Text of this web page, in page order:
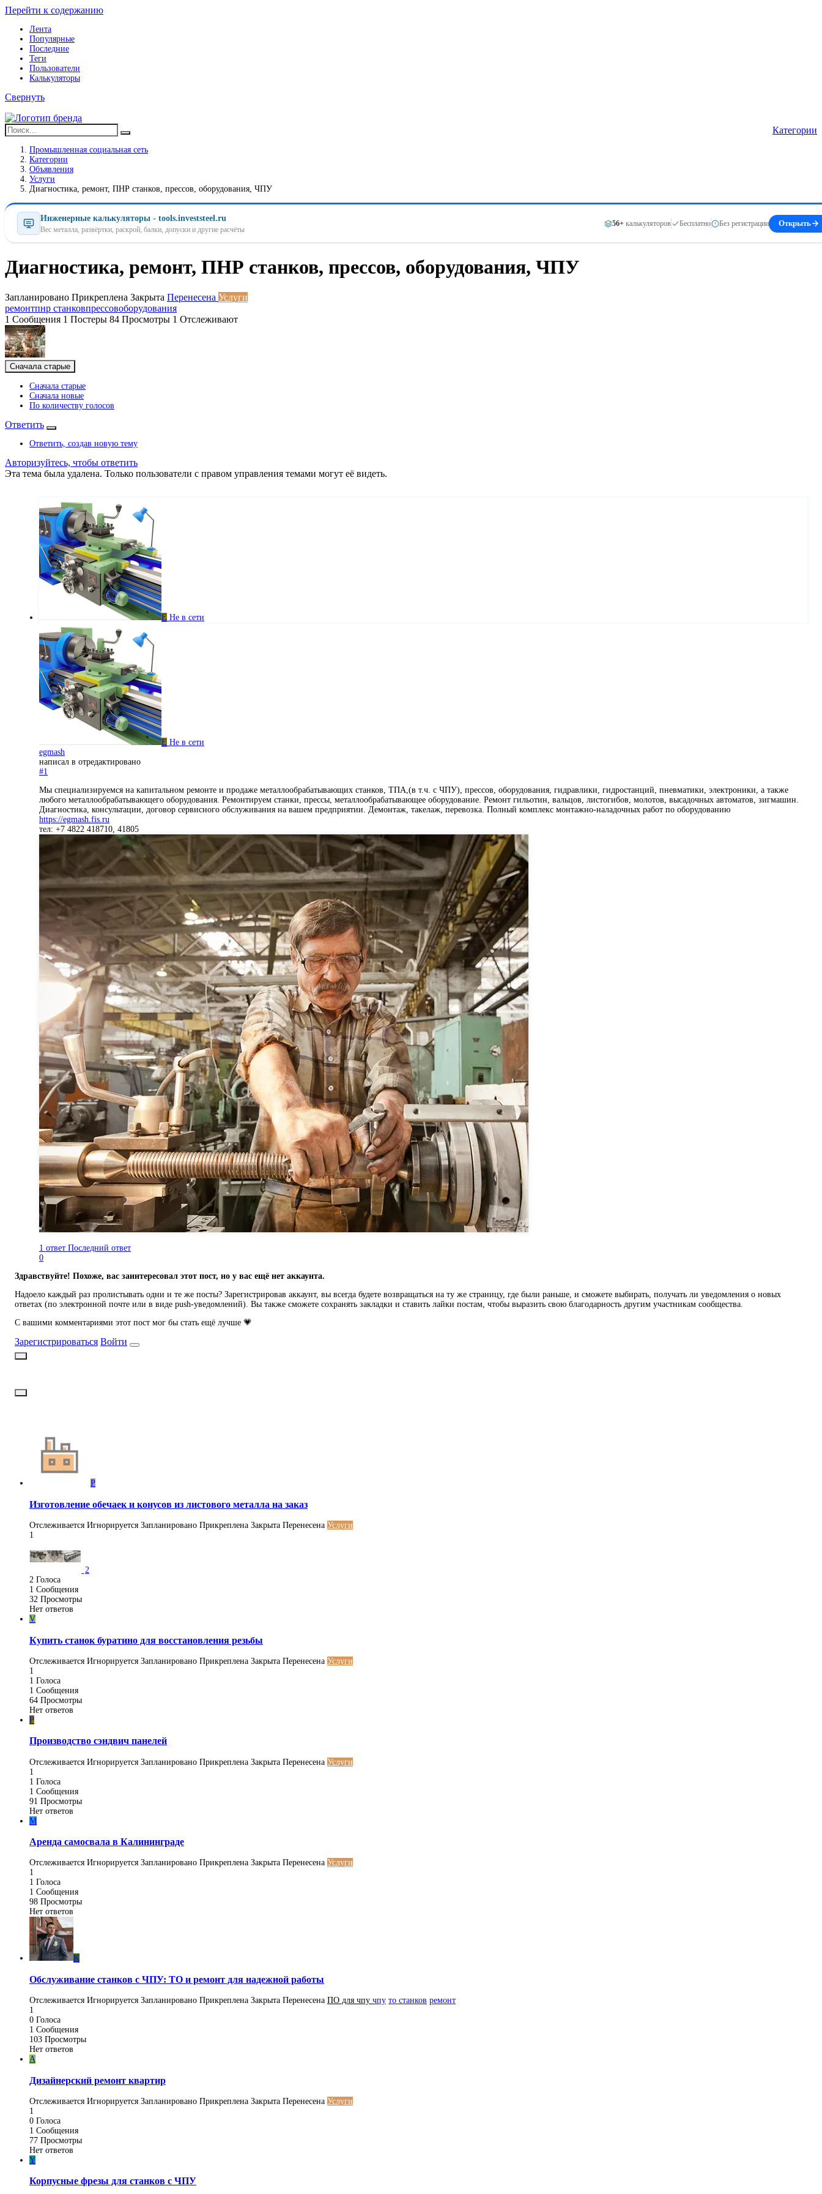
Перейти к содержанию
Лента
Популярные
Последние
Теги
Пользователи
Калькуляторы
Свернуть
Категории
Промышленная социальная сеть
Категории
Объявления
Услуги
Диагностика, ремонт, ПНР станков, прессов, оборудования, ЧПУ
Инженерные калькуляторы - tools.investsteel.ru
Вес металла, развёртки, раскрой, балки, допуски и другие расчёты
56+ калькуляторов Бесплатно Без регистрации Открыть
Диагностика, ремонт, ПНР станков, прессов, оборудования, ЧПУ
Запланировано Прикреплена Закрыта Перенесена Услуги
ремонтпнр станковпрессовоборудования
1 Сообщения 1 Постеры 84 Просмотры 1 Отслеживают
Сначала старые
Сначала старые
Сначала новые
По количеству голосов
Ответить
Ответить, создав новую тему
Авторизуйтесь, чтобы ответить
Эта тема была удалена. Только пользователи с правом управления темами могут её видеть.
E Не в сети
E Не в сети
egmash
написал в отредактировано
#1
Мы специализируемся на капитальном ремонте и продаже металлообрабатывающих станков, ТПА,(в т.ч. с ЧПУ), прессов, оборудования, гидравлики, гидростанций, пневматики, электроники, а также
любого металлообрабатывающего оборудования. Ремонтируем станки, прессы, металлообрабатывающее оборудование. Ремонт гильотин, вальцов, листогибов, молотов, высадочных автоматов, зигмашин.
Диагностика, консультации, договор сервисного обслуживания на вашем предприятии. Демонтаж, такелаж, перевозка. Полный комплекс монтажно-наладочных работ по оборудованию
https://egmash.fis.ru
тел: +7 4822 418710, 41805
1 ответ Последний ответ
0
Здравствуйте! Похоже, вас заинтересовал этот пост, но у вас ещё нет аккаунта.
Надоело каждый раз пролистывать одни и те же посты? Зарегистрировав аккаунт, вы всегда будете возвращаться на ту же страницу, где были раньше, и сможете выбирать, получать ли уведомления о новых
ответах (по электронной почте или в виде push-уведомлений). Вы также сможете сохранять закладки и ставить лайки постам, чтобы выразить свою благодарность другим участникам сообщества.
С вашими комментариями этот пост мог бы стать ещё лучше 💗
Зарегистрироваться Войти
P
Изготовление обечаек и конусов из листового металла на заказ
Отслеживается Игнорируется Запланировано Прикреплена Закрыта Перенесена Услуги
1
2
2 Голоса
1 Сообщения
32 Просмотры
Нет ответов
V
Купить станок буратино для восстановления резьбы
Отслеживается Игнорируется Запланировано Прикреплена Закрыта Перенесена Услуги
1
1 Голоса
1 Сообщения
64 Просмотры
Нет ответов
P
Производство сэндвич панелей
Отслеживается Игнорируется Запланировано Прикреплена Закрыта Перенесена Услуги
1
1 Голоса
1 Сообщения
91 Просмотры
Нет ответов
M
Аренда самосвала в Калининграде
Отслеживается Игнорируется Запланировано Прикреплена Закрыта Перенесена Услуги
1
1 Голоса
1 Сообщения
98 Просмотры
Нет ответов
K
Обслуживание станков с ЧПУ: ТО и ремонт для надежной работы
Отслеживается Игнорируется Запланировано Прикреплена Закрыта Перенесена ПO для чпу чпу то станков ремонт
1
0 Голоса
1 Сообщения
103 Просмотры
Нет ответов
A
Дизайнерский ремонт квартир
Отслеживается Игнорируется Запланировано Прикреплена Закрыта Перенесена Услуги
1
0 Голоса
1 Сообщения
77 Просмотры
Нет ответов
Y
Корпусные фрезы для станков с ЧПУ